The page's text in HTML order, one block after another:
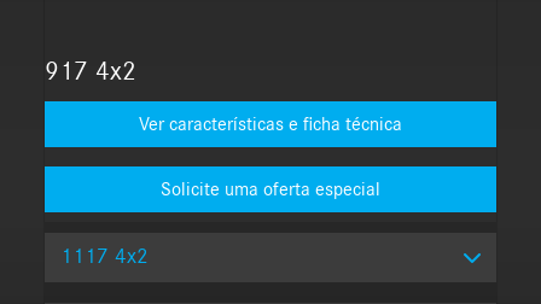
917 4x2
Ver características e ficha técnica
1117 4x2